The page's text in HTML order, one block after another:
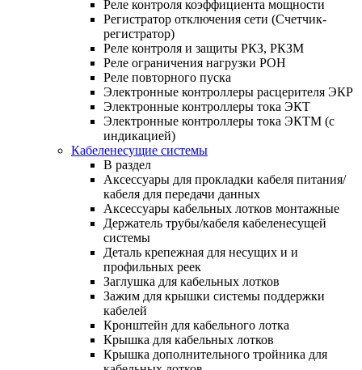
Реле контроля коэффициента мощности
Регистратор отключения сети (Счетчик-
регистратор)
Реле контроля и защиты РКЗ, РКЗМ
Реле ограничения нагрузки РОН
Реле повторного пуска
Электронные контроллеры расцерителя ЭКР
Электронные контроллеры тока ЭКТ
Электронные контроллеры тока ЭКТМ (с
индикацией)
Кабеленесущие системы
В раздел
Аксессуары для прокладки кабеля питания/
кабеля для передачи данных
Аксессуары кабельных лотков монтажные
Держатель трубы/кабеля кабеленесущей
системы
Деталь крепежная для несущих и и
профильных реек
Заглушка для кабельных лотков
Зажим для крышки системы поддержки
кабелей
Кронштейн для кабельного лотка
Крышка для кабельных лотков
Крышка дополнительного тройника для